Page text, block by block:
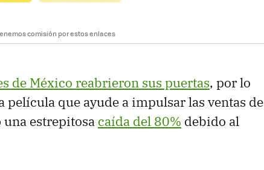
comisión por estos enlaces
de México reabrieron sus puertas, por lo
que ayude a impulsar las ventas de
estrepitosa caída del 80% debido al